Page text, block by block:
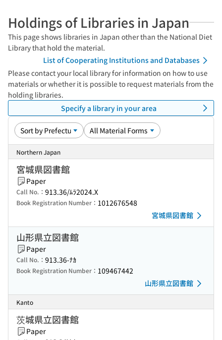
Holdings of Libraries in Japan
This page shows libraries in Japan other than the National Diet
Library that hold the material.
List of Cooperating Institutions and Databases
Please contact your local library for information on how to use
materials or whether it is possible to request materials from the
holding libraries.
Specify a library in your area
Northern Japan
宮城県図書館
Paper
Call No.： 913.36/ﾑﾗ2024.X
Book Registration Number： 1012676548
宮城県図書館
山形県立図書館
Paper
Call No.： 913.36-ﾅｶ
Book Registration Number： 109467442
山形県立図書館
Kanto
茨城県立図書館
Paper